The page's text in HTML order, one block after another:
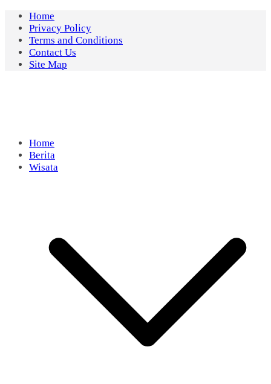
Skip
content
Home
Privacy Policy
Terms and Conditions
Contact Us
Site Map
Home
Berita
Wisata